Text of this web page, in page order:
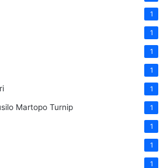
1
1
1
1
1
Martopo Turnip 1
1
1
1